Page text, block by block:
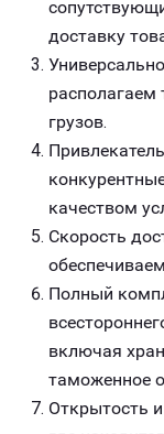
доставку
располагаем
грузов.
качеством
Скорость
Полный
включая
таможенное
Открытость